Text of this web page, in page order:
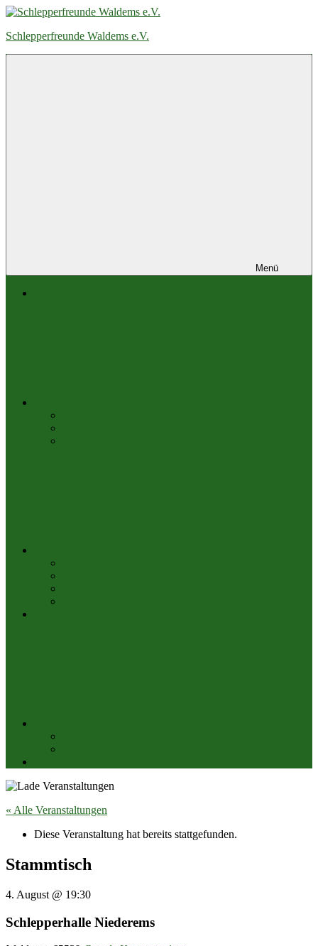
Zum
springen
Schlepperfreunde Waldems e.V.
Menü
« Alle Veranstaltungen
Diese Veranstaltung hat bereits stattgefunden.
Stammtisch
4. August @ 19:30
Schlepperhalle Niederems